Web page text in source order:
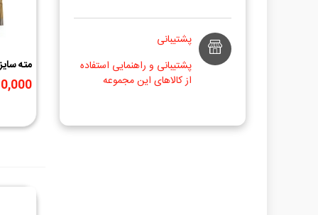
پشتیبانی
پشتیبانی و راهنمایی استفاده
از کالاهای این مجموعه
برند LX طلایی
130,000